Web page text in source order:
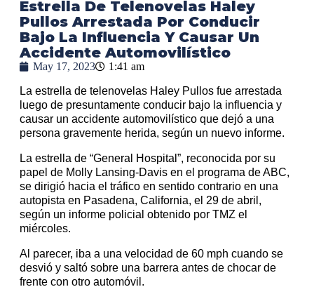
Estrella De Telenovelas Haley
Pullos Arrestada Por Conducir
Bajo La Influencia Y Causar Un
Accidente Automovilístico
May 17, 2023 1:41 am
La estrella de telenovelas Haley Pullos fue arrestada
luego de presuntamente conducir bajo la influencia y
causar un accidente automovilístico que dejó a una
persona gravemente herida, según un nuevo informe.
La estrella de “General Hospital”, reconocida por su
papel de Molly Lansing-Davis en el programa de ABC,
se dirigió hacia el tráfico en sentido contrario en una
autopista en Pasadena, California, el 29 de abril,
según un informe policial obtenido por TMZ el
miércoles.
Al parecer, iba a una velocidad de 60 mph cuando se
desvió y saltó sobre una barrera antes de chocar de
frente con otro automóvil.